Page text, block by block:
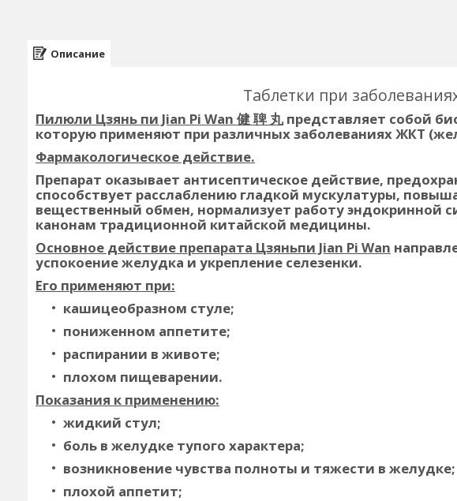
Описание
Таблетки при
Пилюли Цзянь пи Jian Pi Wan 健 聛 丸представляет собой
которую применяют при различных заболеваниях ЖКТ
Фармакологическое действие.
Препарат оказывает антисептическое действие,
способствует расслаблению гладкой мускулатуры,
вещественный обмен, нормализует работу эндокринной
канонам традиционной китайской медицины.
Основное действие препарата Цзяньпи Jian Pi Wan
успокоение желудка и укрепление селезенки.
Его применяют при:
кашицеобразном стуле;
пониженном аппетите;
распирании в животе;
плохом пищеварении.
Показания к применению:
жидкий стул;
боль в желудке тупого характера;
возникновение чувства полноты и тяжести в желудке;
плохой аппетит;